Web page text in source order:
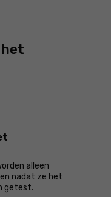
het
alleen
nadat ze het
getest.